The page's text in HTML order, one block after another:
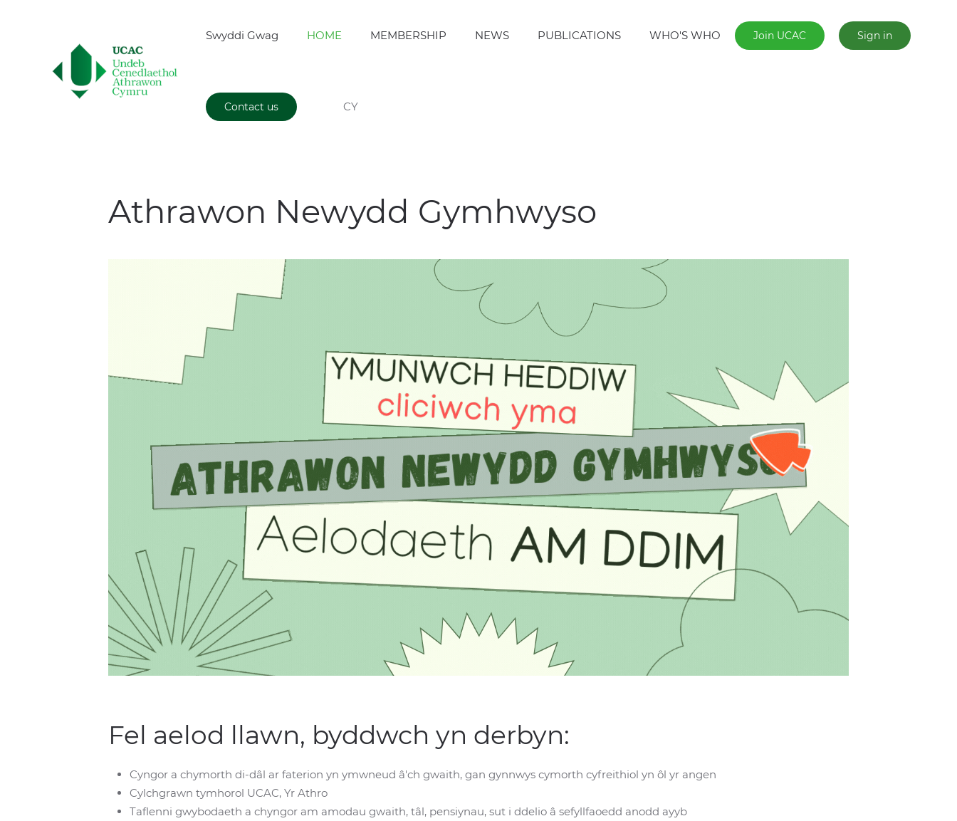
Swyddi Gwag HOME MEMBERSHIP NEWS PUBLICATIONS WHO'S WHO Join UCAC Sign in
Contact us CY
Athrawon Newydd Gymhwyso
Fel aelod llawn, byddwch yn derbyn:
Cyngor a chymorth di-dâl ar faterion yn ymwneud â'ch gwaith, gan gynnwys cymorth cyfreithiol yn ôl yr angen
Cylchgrawn tymhorol UCAC, Yr Athro
Taflenni gwybodaeth a chyngor am amodau gwaith, tâl, pensiynau, sut i ddelio â sefyllfaoedd anodd ayyb